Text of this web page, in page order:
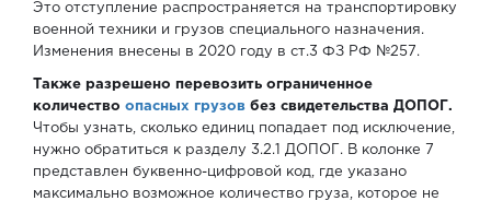
Это отступление распространяется на транспортировку
военной техники и грузов специального назначения.
Изменения внесены в 2020 году в ст.3 ФЗ РФ №257.
Также разрешено перевозить ограниченное
количество опасных грузов без свидетельства ДОПОГ.
Чтобы узнать, сколько единиц попадает под исключение,
нужно обратиться к разделу 3.2.1 ДОПОГ. В колонке 7
представлен буквенно-цифровой код, где указано
максимально возможное количество груза, которое не